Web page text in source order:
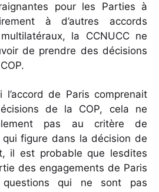
pour les Parties à
à d’autres accords
la CCNUCC ne
de prendre des décisions
l’accord de Paris comprenait
de la COP, cela ne
pas au critère de
figure dans la décision de
il est probable que lesdites
des engagements de Paris
qui ne sont pas